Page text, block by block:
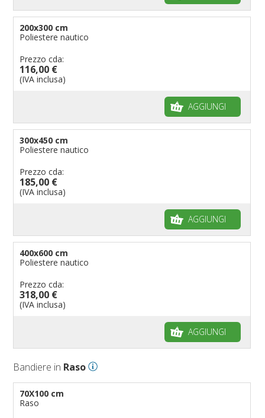
200x300 cm
Poliestere nautico
Prezzo cda:
116,00 €
(IVA inclusa)
AGGIUNGI
300x450 cm
Poliestere nautico
Prezzo cda:
185,00 €
(IVA inclusa)
AGGIUNGI
400x600 cm
Poliestere nautico
Prezzo cda:
318,00 €
(IVA inclusa)
AGGIUNGI
Bandiere in Raso
70X100 cm
Raso